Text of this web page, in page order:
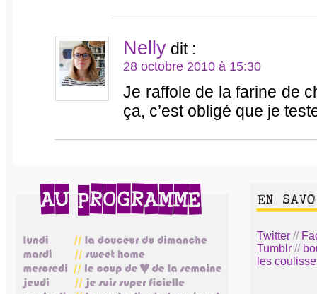
Nelly dit :
28 octobre 2010 à 15:30
Je raffole de la farine de
ça, c’est obligé que je
Twitter //
Tumblr //
les